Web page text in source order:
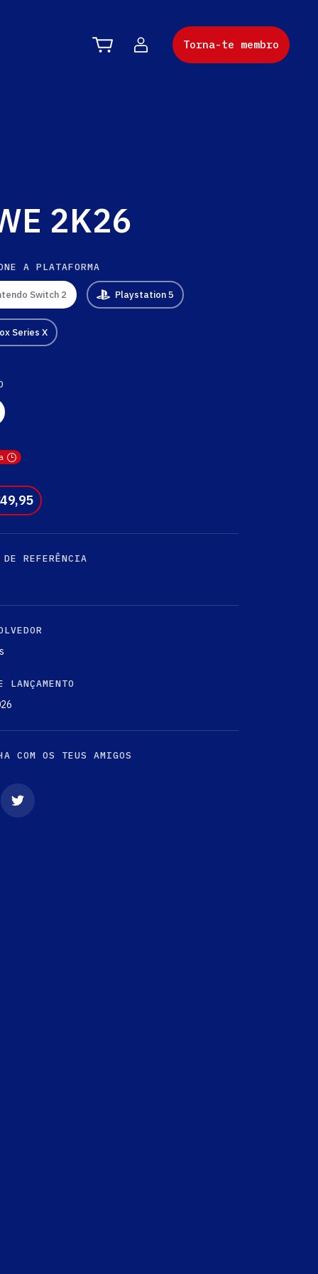
Torna-te membro
2K26
A PLATAFORMA
Switch 2 Playstation 5
Series X
49,95
DE REFERÊNCIA
LANÇAMENTO
COM OS TEUS AMIGOS